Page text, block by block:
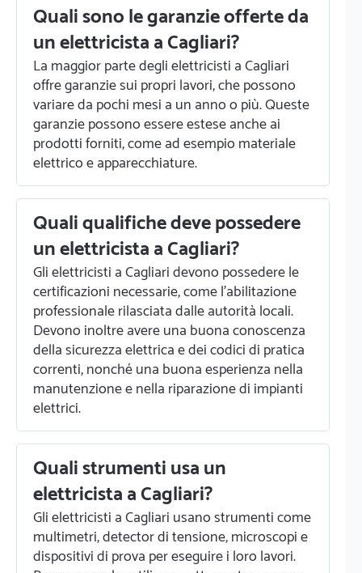
Quali sono le garanzie offerte da
un elettricista a Cagliari?
La maggior parte degli elettricisti a Cagliari
offre garanzie sui propri lavori, che possono
variare da pochi mesi a un anno o più. Queste
garanzie possono essere estese anche ai
prodotti forniti, come ad esempio materiale
elettrico e apparecchiature.
Quali qualifiche deve possedere
un elettricista a Cagliari?
Gli elettricisti a Cagliari devono possedere le
certificazioni necessarie, come l'abilitazione
professionale rilasciata dalle autorità locali.
Devono inoltre avere una buona conoscenza
della sicurezza elettrica e dei codici di pratica
correnti, nonché una buona esperienza nella
manutenzione e nella riparazione di impianti
elettrici.
Quali strumenti usa un
elettricista a Cagliari?
Gli elettricisti a Cagliari usano strumenti come
multimetri, detector di tensione, microscopi e
dispositivi di prova per eseguire i loro lavori.